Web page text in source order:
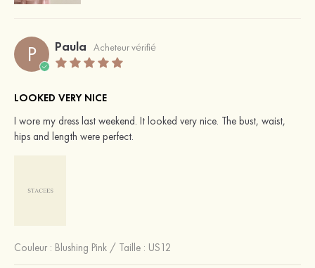
P Paula Acheteur vérifié
LOOKED VERY NICE
I wore my dress last weekend. It looked very nice. The bust, waist,
hips and length were perfect.
Couleur : Blushing Pink / Taille : US12